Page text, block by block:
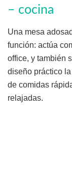
– cocina
Una mesa
función: actúa
office, y también
diseño práctico
de comidas
relajadas.